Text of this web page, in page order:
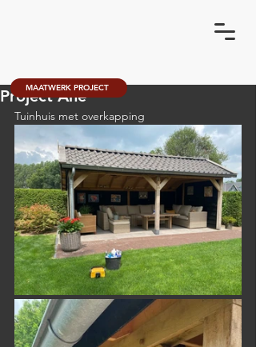
Project Ane
Tuinhuis met overkapping
MAATWERK PROJECT